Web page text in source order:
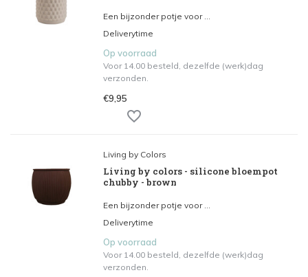
Een bijzonder potje voor ...
Deliverytime
Op voorraad
Voor 14.00 besteld, dezelfde (werk)dag
verzonden.
€9,95
Living by Colors
Living by colors - silicone bloempot
chubby - brown
Een bijzonder potje voor ...
Deliverytime
Op voorraad
Voor 14.00 besteld, dezelfde (werk)dag
verzonden.